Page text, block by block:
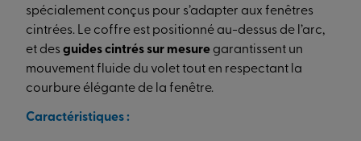
spécialement conçus pour s’adapter aux fenêtres
cintrées. Le coffre est positionné au-dessus de l’arc,
et des guides cintrés sur mesure garantissent un
mouvement fluide du volet tout en respectant la
courbure élégante de la fenêtre.
Caractéristiques :